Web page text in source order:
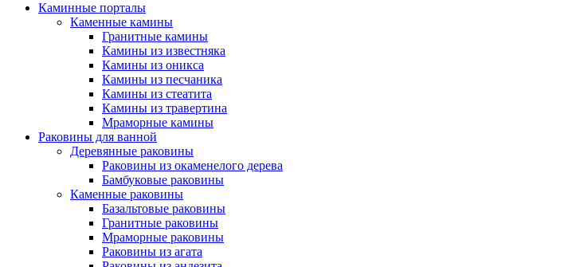
Каминные порталы
Каменные камины
Гранитные камины
Камины из известняка
Камины из оникса
Камины из песчаника
Камины из стеатита
Камины из травертина
Мраморные камины
Раковины для ванной
Деревянные раковины
Раковины из окаменелого дерева
Бамбуковые раковины
Каменные раковины
Базальтовые раковины
Гранитные раковины
Мраморные раковины
Раковины из агата